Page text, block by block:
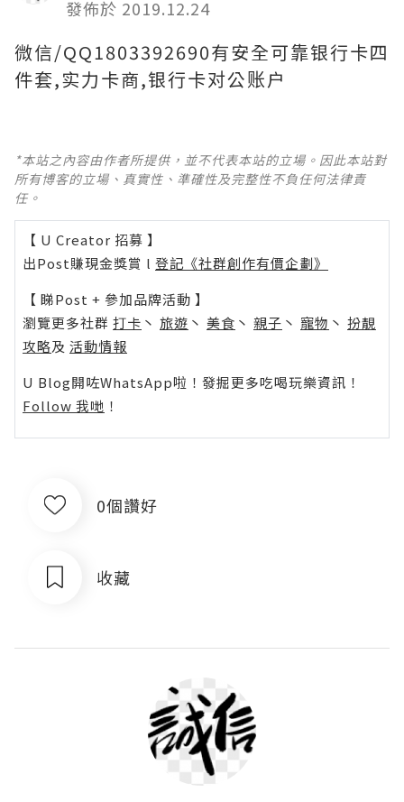
發佈於 2019.12.24
微信/QQ1803392690有安全可靠银行卡四
件套,实力卡商,银行卡对公账户
*本站之內容由作者所提供，並不代表本站的立場。因此本站對
所有博客的立場、真實性、準確性及完整性不負任何法律責
任。
【 U Creator 招募 】
出Post賺現金獎賞 l 登記《社群創作有價企劃》
【 睇Post + 參加品牌活動 】
瀏覽更多社群 打卡 丶 旅遊 丶 美食 丶 親子 丶 寵物 丶 扮靚
攻略及 活動情報
U Blog開咗WhatsApp啦！發掘更多吃喝玩樂資訊！
Follow 我哋 ！
0個讚好
收藏